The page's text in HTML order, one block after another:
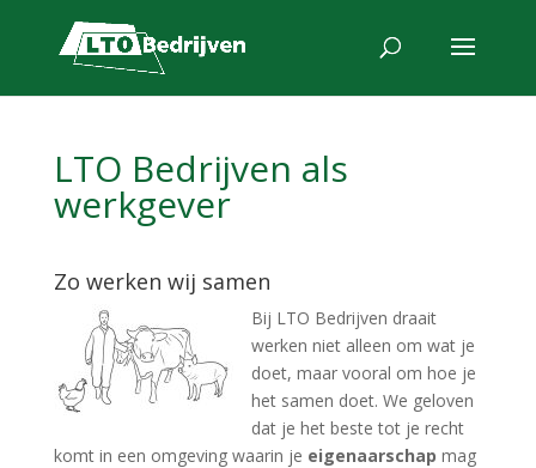
LTO Bedrijven als
werkgever
Zo werken wij samen
Bij LTO Bedrijven draait
werken niet alleen om wat je
doet, maar vooral om hoe je
het samen doet. We geloven
dat je het beste tot je recht
komt in een omgeving waarin je eigenaarschap mag